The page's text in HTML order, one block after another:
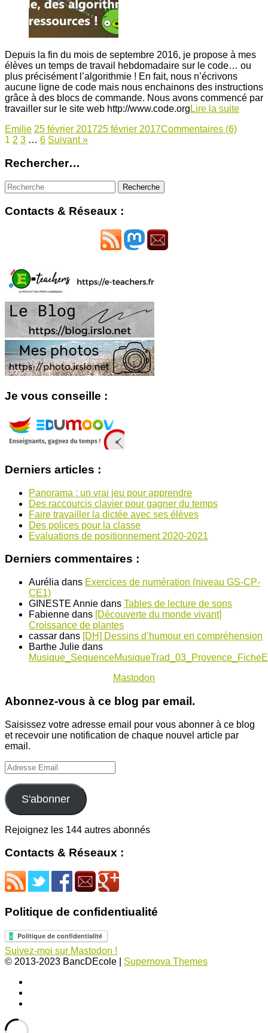
Depuis la fin du mois de septembre 2016, je propose à mes
élèves un temps de travail hebdomadaire sur le code… ou
plus précisément l’algorithmie ! En fait, nous n’écrivons
aucune ligne de code mais nous enchainons des instructions
grâce à des blocs de commande. Nous avons commencé par
travailler sur le site web http://www.code.org Lire la suite
Emilie 25 février 201725 février 2017Commentaires (6)
1 2 3 … 6 Suivant »
Rechercher…
Contacts & Réseaux :
Je vous conseille :
Derniers articles :
Panorama : un vrai jeu pour apprendre
Des raccourcis clavier pour gagner du temps
Faire travailler la dictée avec ses élèves
Des polices pour la classe
Evaluations de positionnement 2020-2021
Derniers commentaires :
Aurélia dans Exercices de numération (niveau GS-CP-
CE1)
GINESTE Annie dans Tables de lecture de sons
Fabienne dans [Découverte du monde vivant]
Croissance de plantes
cassar dans [DH] Dessins d’humour en compréhension
Barthe Julie dans
Mastodon
Abonnez-vous à ce blog par email.
Saisissez votre adresse email pour vous abonner à ce blog
et recevoir une notification de chaque nouvel article par
email.
Adresse
Email
S'abonner
Rejoignez les 144 autres abonnés
Contacts & Réseaux :
Politique de confidentiualité
Suivez-moi sur Mastodon !
© 2013-2023 BancDEcole
Supernova Themes